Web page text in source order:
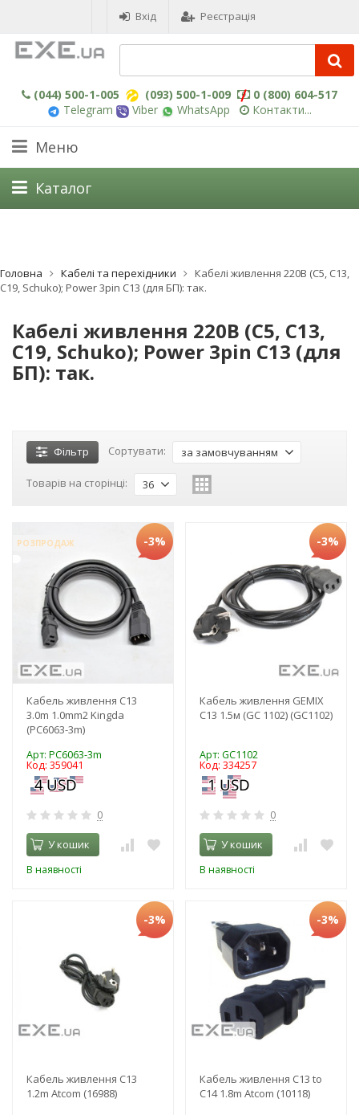
Вхід Реєстрація
(044) 500-1-005 (093) 500-1-009
0 (800) 604-517
Telegram
Viber WhatsApp Контакти...
Меню
Каталог
Головна Кабелі та перехідники
Кабелі живлення 220В (C5, C13,
C19, Schuko); Power 3pin C13 (для БП): так.
Кабелі живлення 220В (C5, C13,
C19, Schuko); Power 3pin C13 (для
БП): так.
Фільтр Сортувати: за замовчуванням
Товарів на сторінці: 36
РОЗПРОДАЖ -3%
Кабель живлення C13
3.0m 1.0mm2 Kingda
(PC6063-3m)
Арт: PC6063-3m
Код: 359041
0
У кошик
В наявності
-3%
Кабель живлення GEMIX
C13 1.5м (GC 1102) (GC1102)
Арт: GC1102
Код: 334257
0
У кошик
В наявності
-3%
Кабель живлення C13
1.2m Atcom (16988)
-3%
Кабель живлення C13 to
C14 1.8m Atcom (10118)